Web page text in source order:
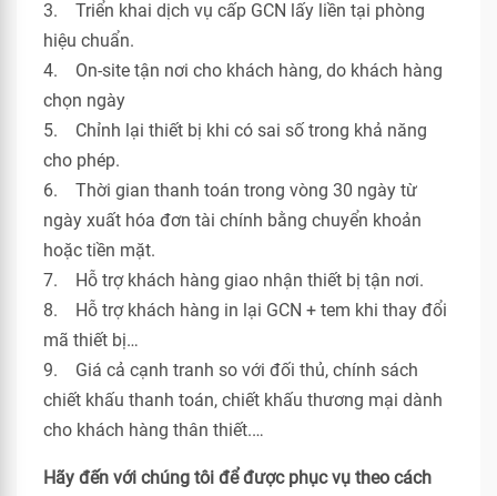
3. Triển khai dịch vụ cấp GCN lấy liền tại phòng
hiệu chuẩn.
4. On-site tận nơi cho khách hàng, do khách hàng
chọn ngày
5. Chỉnh lại thiết bị khi có sai số trong khả năng
cho phép.
6. Thời gian thanh toán trong vòng 30 ngày từ
ngày xuất hóa đơn tài chính bằng chuyển khoản
hoặc tiền mặt.
7. Hỗ trợ khách hàng giao nhận thiết bị tận nơi.
8. Hỗ trợ khách hàng in lại GCN + tem khi thay đổi
mã thiết bị…
9. Giá cả cạnh tranh so với đối thủ, chính sách
chiết khấu thanh toán, chiết khấu thương mại dành
cho khách hàng thân thiết.…
Hãy đến với chúng tôi để được phục vụ theo cách